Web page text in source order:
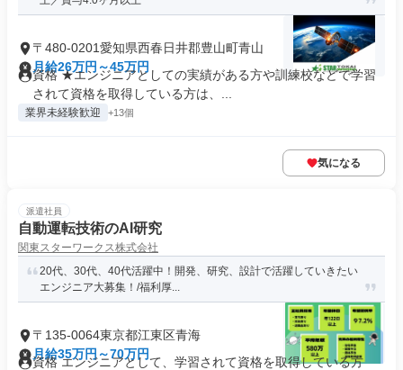
〒480-0201愛知県西春日井郡豊山町青山
月給26万円～45万円
資格 ★エンジニアとしての実績がある方や訓練校などで学習
されて資格を取得している方は、...
業界未経験歓迎 +13個
気になる
派遣社員
自動運転技術のAI研究
関東スターワークス株式会社
20代、30代、40代活躍中！開発、研究、設計で活躍していきたい
エンジニア大募集！/福利厚...
〒135-0064東京都江東区青海
月給35万円～70万円
資格 エンジニアとして、学習されて資格を取得している方